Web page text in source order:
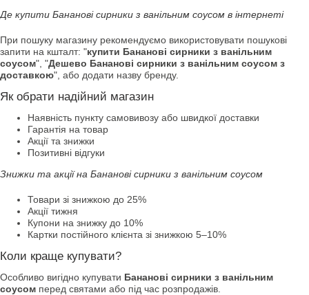
Де купити Бананові сирники з ванільним соусом в інтернеті
При пошуку магазину рекомендуємо використовувати пошукові
запити на кшталт: "купити Бананові сирники з ванільним
соусом", "Дешево Бананові сирники з ванільним соусом з
доставкою", або додати назву бренду.
Як обрати надійний магазин
Наявність пункту самовивозу або швидкої доставки
Гарантія на товар
Акції та знижки
Позитивні відгуки
Знижки та акції на Бананові сирники з ванільним соусом
Товари зі знижкою до 25%
Акції тижня
Купони на знижку до 10%
Картки постійного клієнта зі знижкою 5–10%
Коли краще купувати?
Особливо вигідно купувати Бананові сирники з ванільним
соусом перед святами або під час розпродажів.